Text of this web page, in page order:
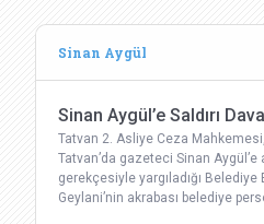
Sinan Aygül
Sinan Aygül’e Saldırı
Tatvan 2. Asliye Ceza
Tatvan’da gazeteci Sinan
gerekçesiyle yargıladığı Belediye
Geylani’nin akrabası belediye